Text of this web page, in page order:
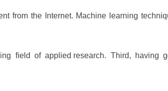
from the Internet. Machine learning
ﬁeld of applied research. Third, having